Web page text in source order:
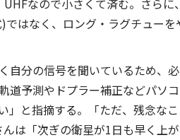
なので小さくて済む。さらに
はなく、ロング・ラグチュー
自分の信号を聞いているため、
道予測やドプラー補正などパソ
」と指摘する。「ただ、残念な
は「次ぎの衛星が1日も早く上が